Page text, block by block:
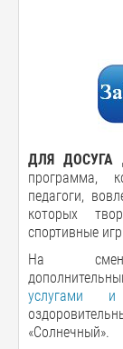
ДЛЯ ДОСУГА
программа,
педагоги,
которых
спортивные
На
услугами и
«Солнечный».